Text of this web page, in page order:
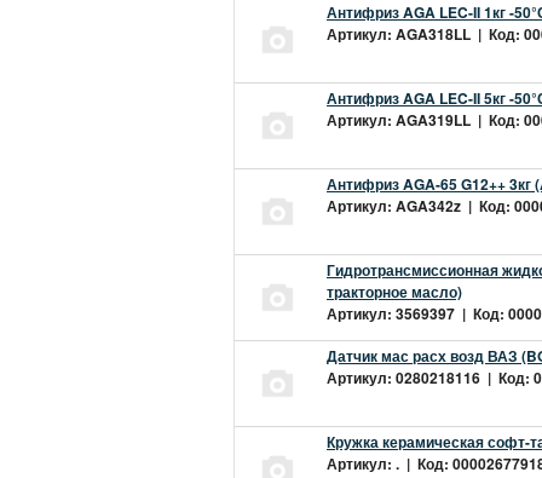
Антифриз AGA LEC-II 1кг -
Артикул: AGA318LL | Код:
Антифриз AGA LEC-II 5кг -
Артикул: AGA319LL | Код:
Антифриз AGA-65 G12++ 3кг
Артикул: AGA342z | Код:
Гидротрансмиссионная
тракторное масло)
Артикул: 3569397 | Код:
Датчик мас расх возд ВАЗ
Артикул: 0280218116 | Код:
Кружка керамическая софт-
Артикул: . | Код: